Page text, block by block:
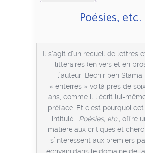
Poésies, etc.
Il s’agit d’un recueil de lettres
littéraires (en vers et en
l’auteur, Béchir ben
« enterrés » voilà près de
ans, comme il l’écrit lui-
préface. Et c’est pourquoi cet
intitulé : Poésies, etc., offre
matière aux critiques et
s’intéressent aux premiers
écrivain dans le domaine de